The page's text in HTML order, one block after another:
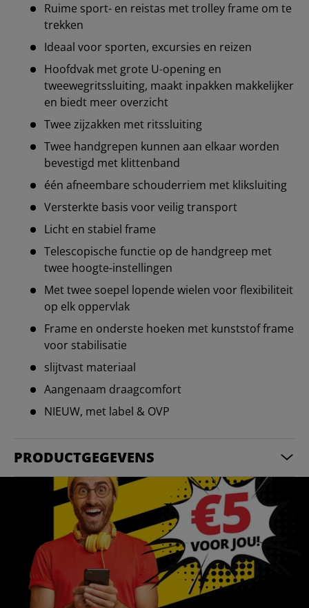
Ruime sport- en reistas met trolley frame om te
trekken
Ideaal voor sporten, excursies en reizen
Hoofdvak met grote U-opening en
tweewegritssluiting, maakt inpakken makkelijker
en biedt meer overzicht
Twee zijzakken met ritssluiting
Twee handgrepen kunnen aan elkaar worden
bevestigd met klittenband
één afneembare schouderriem met kliksluiting
Versterkte basis voor veilig transport
Licht en stabiel frame
Telescopische functie op de handgreep met
twee hoogte-instellingen
Met twee soepel lopende wielen voor flexibiliteit
op elk oppervlak
Frame en onderste hoeken met kunststof frame
voor stabilisatie
slijtvast materiaal
Aangenaam draagcomfort
NIEUW, met label & OVP
PRODUCTGEGEVENS